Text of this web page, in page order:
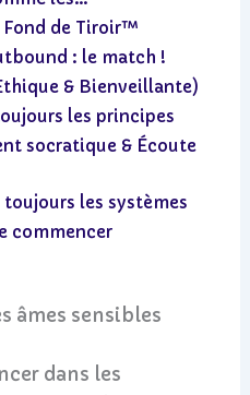
Fond de Tiroir™
: le match !
& Bienveillante)
les principes
socratique & Écoute
toujours les systèmes
commencer
âmes sensibles
dans les